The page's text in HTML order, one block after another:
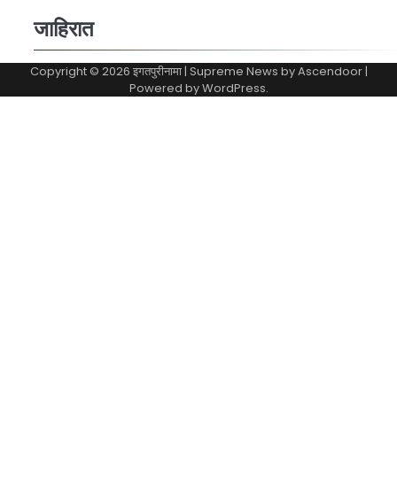
जाहिरात
Copyright © 2026 इगतपुरीनामा| Supreme News byAscendoor|
Powered byWordPress.